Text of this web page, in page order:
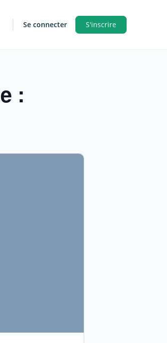
Se connecter S'inscrire
: